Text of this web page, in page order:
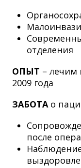
отделения
ОПЫТ – лечим
2009 года
ЗАБОТА о
после